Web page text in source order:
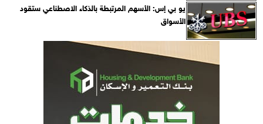
يو بي إس: الأسهم المرتبطة بالذكاء الاصطناعي ستقود
الأسواق